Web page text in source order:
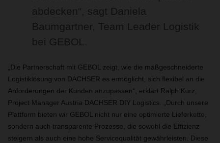
abdecken“, sagt Daniela
Baumgartner, Team Leader Logistik
bei GEBOL.
„Die Partnerschaft mit GEBOL zeigt, wie die maßgeschneiderte
Logistiklösung von DACHSER es ermöglicht, sich flexibel an die
Anforderungen der Kunden anzupassen“, erklärt Ralph Kurz,
Project Manager Austria DACHSER DIY Logistics. „Durch unsere
Plattform bieten wir GEBOL nicht nur eine optimierte Lieferkette,
sondern auch transparente Prozesse, die sowohl die Effizienz
steigern als auch eine hohe Servicequalität gewährleisten. Diese